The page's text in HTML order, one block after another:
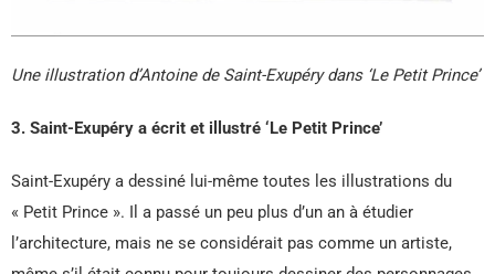
Une illustration d’Antoine de Saint-Exupéry dans ‘Le Petit Prince’
3. Saint-Exupéry a écrit et illustré ‘Le Petit Prince’
Saint-Exupéry a dessiné lui-même toutes les illustrations du
« Petit Prince ». Il a passé un peu plus d’un an à étudier
l’architecture, mais ne se considérait pas comme un artiste,